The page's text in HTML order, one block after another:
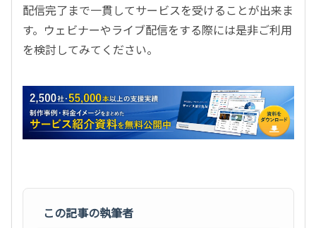
配信完了まで一貫してサービスを受けることが出来ま
す。ウェビナーやライブ配信をする際には是非ご利用
を検討してみてください。
この記事の執筆者